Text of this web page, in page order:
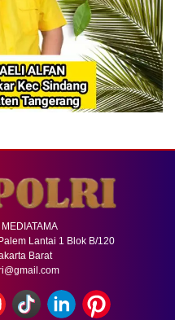
Lantai 1 Blok B/120
Barat